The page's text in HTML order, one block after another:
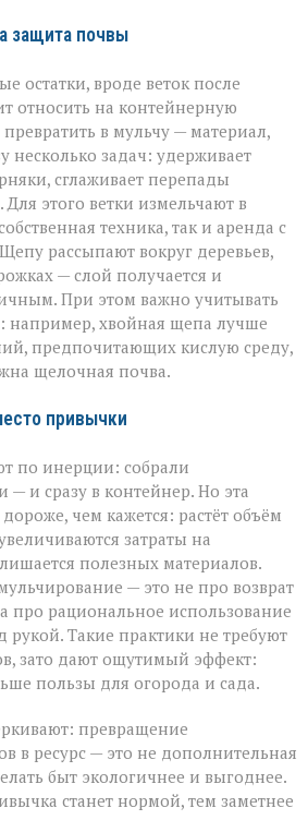
защита почвы
остатки, вроде веток после
относить на контейнерную
в мульчу — материал,
несколько задач: удерживает
сглаживает перепады
этого ветки измельчают в
техника, так и аренда с
рассыпают вокруг деревьев,
— слой получается и
При этом важно учитывать
например, хвойная щепа лучше
предпочитающих кислую среду,
щелочная почва.
привычки
по инерции: собрали
— и сразу в контейнер. Но эта
чем кажется: растёт объём
затраты на
полезных материалов.
— это не про возврат
про рациональное использование
рукой. Такие практики не требуют
зато дают ощутимый эффект:
пользы для огорода и сада.
превращение
в ресурс — это не дополнительная
быт экологичнее и выгоднее.
станет нормой, тем заметнее